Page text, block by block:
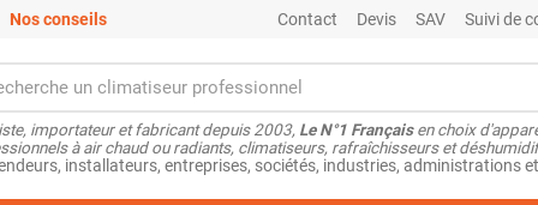
Nos conseils Contact Devis SAV Suivi de
importateur et fabricant depuis 2003, Le N°1 Françaisen choix
à air chaud ou radiants, climatiseurs, rafraîchisseurs et
installateurs, entreprises, sociétés, industries, administrations